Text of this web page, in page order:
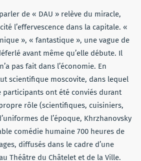
de « DAU » relève du miracle,
l’effervescence dans la capitale. «
», « fantastique », une vague de
avant même qu’elle débute. Il
pas fait dans l’économie. En
scientifique moscovite, dans lequel
participants ont été conviés durant
rôle (scientifiques, cuisiniers,
de l’époque, Khrzhanovsky
comédie humaine 700 heures de
diffusés dans le cadre d’une
Théâtre du Châtelet et de la Ville.